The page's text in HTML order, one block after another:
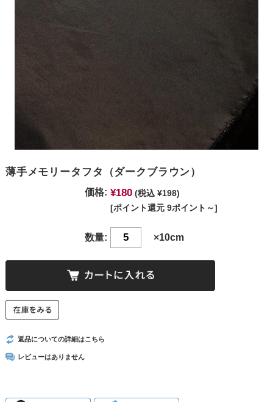
薄手メモリータフタ（ダークブラウン）
価格: ¥180 (税込 ¥198)
[ポイント還元 9ポイント～]
数量: ×10cm
返品についての詳細はこちら
レビューはありません